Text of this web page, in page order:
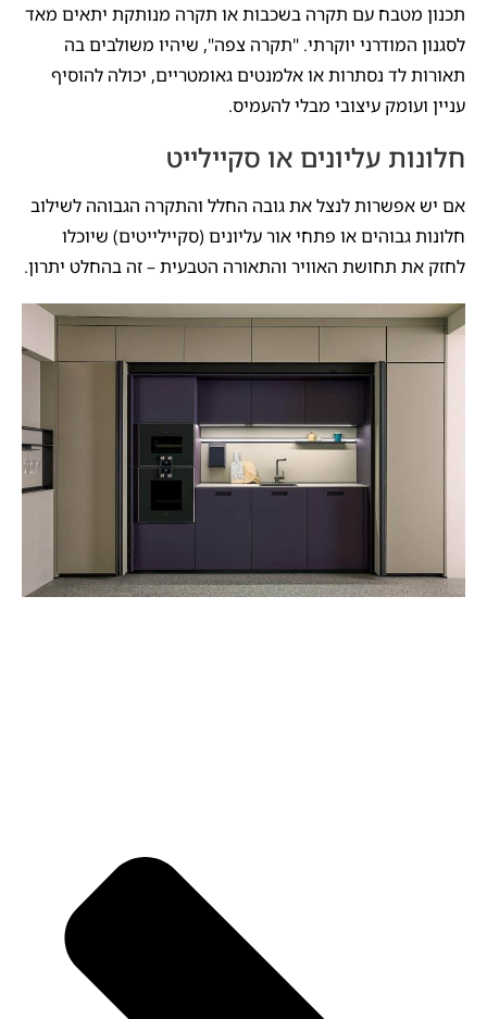
תכנון מטבח עם תקרה בשכבות או תקרה מנותקת יתאים מאד
לסגנון המודרני יוקרתי. "תקרה צפה", שיהיו משולבים בה
תאורות לד נסתרות או אלמנטים גאומטריים, יכולה להוסיף
עניין ועומק עיצובי מבלי להעמיס.
חלונות עליונים או סקיילייט
אם יש אפשרות לנצל את גובה החלל והתקרה הגבוהה לשילוב
חלונות גבוהים או פתחי אור עליונים (סקיילייטים) שיוכלו
לחזק את תחושת האוויר והתאורה הטבעית – זה בהחלט יתרון.